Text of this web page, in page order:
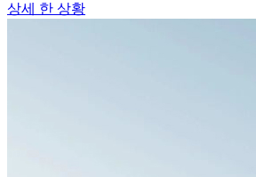
상세 한 상황